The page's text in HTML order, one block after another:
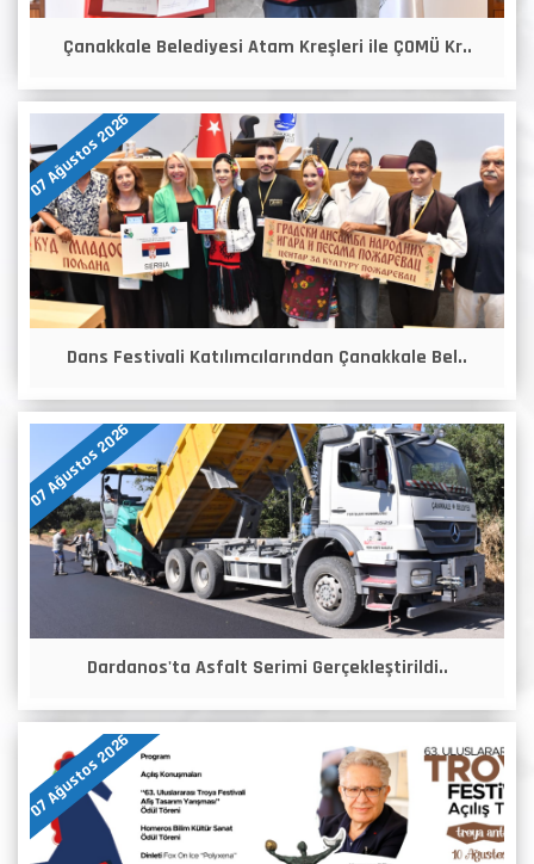
Çanakkale Belediyesi Atam Kreşleri ile ÇOMÜ Kr..
07 Ağustos 2026
Dans Festivali Katılımcılarından Çanakkale Bel..
07 Ağustos 2026
Dardanos'ta Asfalt Serimi Gerçekleştirildi..
07 Ağustos 2026